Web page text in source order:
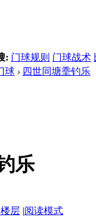
: 门球规则 门球战术
球 › 四世同塘埀钓乐
乐
层 |阅读模式